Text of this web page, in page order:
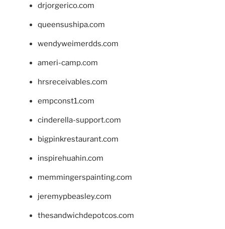
drjorgerico.com
queensushipa.com
wendyweimerdds.com
ameri-camp.com
hrsreceivables.com
empconst1.com
cinderella-support.com
bigpinkrestaurant.com
inspirehuahin.com
memmingerspainting.com
jeremypbeasley.com
thesandwichdepotcos.com